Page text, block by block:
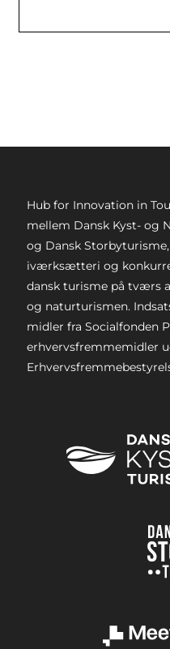
Hub for Innovation in
mellem Dansk Kyst- og
og Dansk
iværksætteri og
dansk turisme på tværs
og naturturismen.
midler fra Socialfonden
erhvervsfremmemidler